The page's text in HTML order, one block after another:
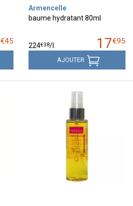
€45
Armencelle
baume hydratant 80ml
17€95
224€38/
AJOUTER